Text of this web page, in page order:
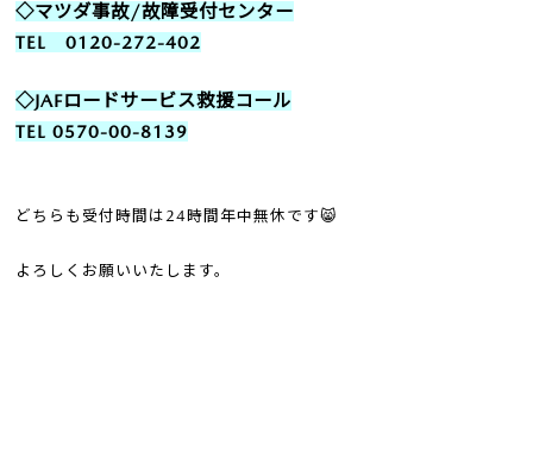
◇マツダ事故/故障受付センター
TEL 0120-272-402
◇JAFロードサービス救援コール
TEL 0570-00-8139
どちらも受付時間は24時間年中無休です😸
よろしくお願いいたします。